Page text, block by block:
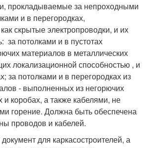
прокладываемые за непроходными
и в перегородках,
скрытые электропроводки, и их
за потолками и в пустотах
материалов в металлических
локализационной способностью , и
за потолками и в перегородках из
- выполненных из негорючих
и коробах, а также кабелями, не
горение. Должна быть обеспечена
проводов и кабелей.
для каркасостроителей, а